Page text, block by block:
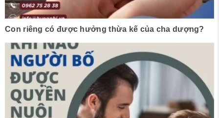
Con riêng có được hưởng thừa kế của cha dượng?